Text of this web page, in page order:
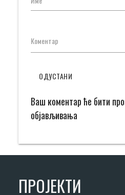
Коментар
ОДУСТАНИ
Ваш коментар ће бити
објављивања
ПРОЈЕКТИ